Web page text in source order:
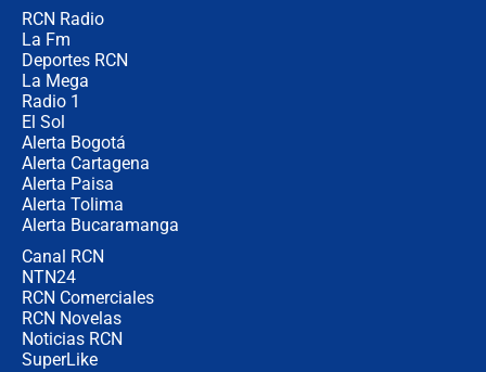
RCN Radio
La Fm
Deportes RCN
La Mega
Radio 1
El Sol
Alerta Bogotá
Alerta Cartagena
Alerta Paisa
Alerta Tolima
Alerta Bucaramanga
Canal RCN
NTN24
RCN Comerciales
RCN Novelas
Noticias RCN
SuperLike